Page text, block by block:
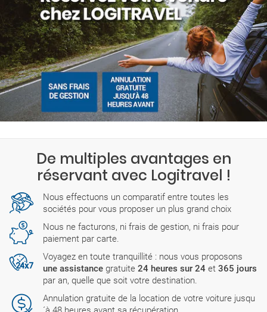
De multiples avantages en
réservant avec Logitravel !
Nous effectuons un comparatif entre toutes les
sociétés pour vous proposer un plus grand choix
Nous ne facturons, ni frais de gestion, ni frais pour
paiement par carte.
Voyagez en toute tranquillité : nous vous proposons
une assistance gratuite 24 heures sur 24 et 365 jours
par an, quelle que soit votre destination.
Annulation gratuite de la location de votre voiture jusqu